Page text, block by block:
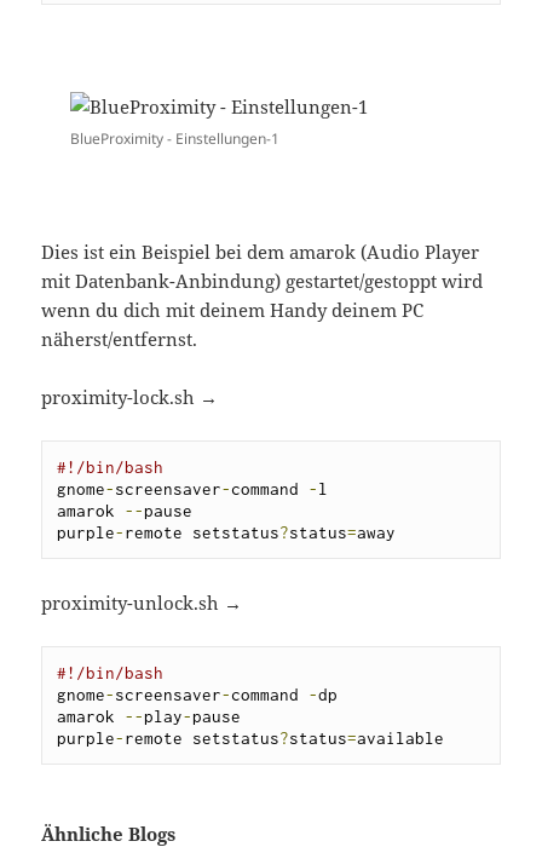
BlueProximity - Einstellungen-1
Dies ist ein Beispiel bei dem amarok (Audio Player
mit Datenbank-Anbindung) gestartet/gestoppt wird
wenn du dich mit deinem Handy deinem PC
näherst/entfernst.
proximity-lock.sh →
#!/bin/bash
gnome-screensaver-command -l
amarok --pause
purple-remote setstatus?status=away
proximity-unlock.sh →
#!/bin/bash
gnome-screensaver-command -dp
amarok --play-pause
purple-remote setstatus?status=available
Ähnliche Blogs